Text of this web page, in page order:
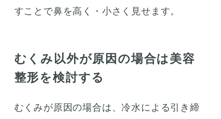
すことで鼻を高く・小さく見せます。
むくみ以外が原因の場合は美容
整形を検討する
むくみが原因の場合は、冷水による引き締